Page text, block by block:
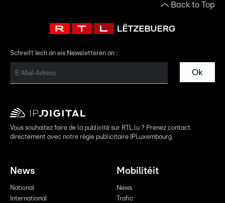
Back to Top
Schreift Iech an eis Newsletteren an :
Ok
Vous souhaitez faire de la publicité sur RTL.lu ? Prenez contact
directement avec notre régie publicitaire IPLuxembourg
News
National
International
Mobilitéit
News
Trafic